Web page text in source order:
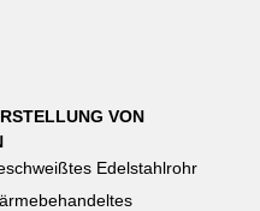
VON
Edelstahlrohr